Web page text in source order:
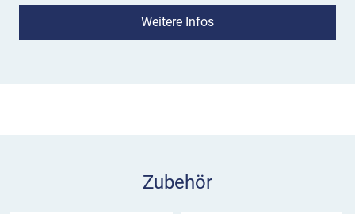
als Befestigungspunkt für die Lochplatte.
An dem Pfostenhalter sind an zwei Seiten je 2
Weitere Infos
Zubehör